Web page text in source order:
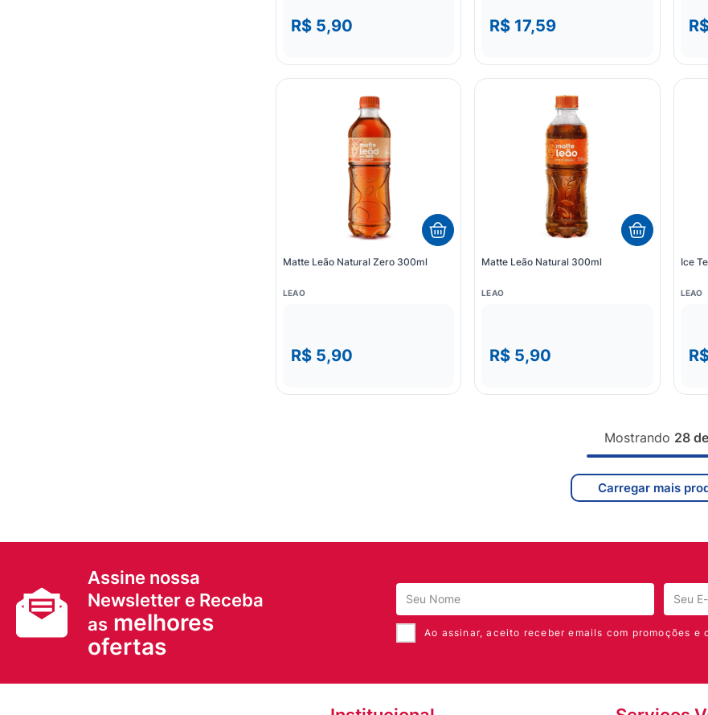
R$ 5,90 R$ 17,59
Matte Leão Natural Zero 300ml
LEAO
R$ 5,90
Matte Leão Natural 300ml
LEAO
R$ 5,90
Ice
LEAO
Mostrando 28
Assine nossa
Newsletter e Receba
as melhores
ofertas
Ao assinar, aceito receber emails com promoções e